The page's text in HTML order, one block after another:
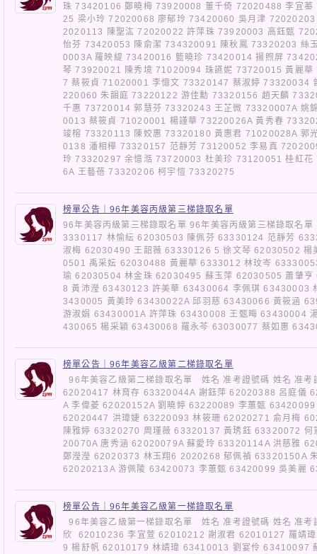
珠 73420106 鄭曉梅 73920008 董千倚 72020488 李宜
25 梁小玲 72020068 廖郁玲 73420060 吳月津
2020113 陳聖汯 72020022 許萍珠 73920003 高鈺甄
怡芬 73420053 陳俞潔 734320091 陳秋鳳 73320203 絲
0003A 羅映緹 73420016 籃曉珍 73420014 揚煦屏
琴 73920021 陳秀境 71020094 珠讌妮 73720015 黃麗
7 蔡筱貞 71020001 李憶文 73320147 蔡淑婷 73320034
220060 朱韻庭 73220122 游佳勳 73320156 趙天麟
千惠 73720014 郭慧芬 73320243 王芷微 73320007A 姚
0013 蔡筱貞 71020001 楊謹華 73220026A 黃秀春
竣榕 73320113 陳姣惠 73320180 黃惠君 71020028A 郭
0138 潘相樺 73320157 范靜芳 73120052 李易真
玲 73320297 余憶湉 73720003 杜美珍 73120051 桂紅
6A 王藝蓓 73320206 柯宇愷 73320275
榜單公告｜96年美容丙級第三梯錄取名單
96年美容丙級第三梯錄取名單 96年美容丙級第三梯錄取
3330117 林愉紜 62030503 陳佩芬 63330124 范靜芳
淑梅 62030490 王韶薇 63330126 5 徐文琴 62030502
0501 禹采妘 62030488 黃麗華 6333012 林玟岑
瑜 62030504 林金珠 62030495 蘇玉萍 62030505 蕭肇
8 黃沛瀅 63430123 許美華 63430064 李佩琪 63430003
3430005 黃美玲 63430022A 邱羽慈 63430066 黃筱涵
游淑娟 63430001A 許萍珠 63430008 王甄晦 63430004
430065 楊采穎 63430068 羅永芩 63030077 蔡如
榜單公告｜96年美容乙級第二梯錄取名單
96年美容乙級第二梯錄取名單 姓名 准考證號碼 姓名 准
62020417 林育存 63320044A 謝鈺萍 62020388 呂庭儀
A 李偉菱 62020152A 劉曉婷 63220089 李蕙甄
62020447 洪瑋婕 63220093 林筱珊 62020271 俞月梅
陳雅婷 63320270 周瑾薇 63320137 黃琇鈺 63320072
20070A 唐秀涵 62020079A 蘇愛玲 63320114A 洪慈雅
鄭瀅瀅 62020373 林玉翔6 2020268 郁佩禎 63320150A
62020213A 游佩陵 63420073 李蕙甄 63420099 吳美
榜單公告｜96年美容乙級第一梯錄取名單
96年美容乙級第一梯錄取名單 姓名 准考證號碼 姓名 准
欣 62010236 李宜萱 62010212 謝淑君 62010127 羅靖
9 楊舒帆 62010179 林靖瑋 63410013 劉宴伶 63410097